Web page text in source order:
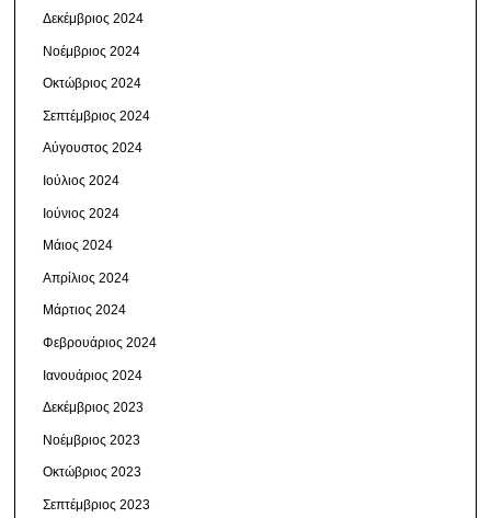
Δεκέμβριος 2024
Νοέμβριος 2024
Οκτώβριος 2024
Σεπτέμβριος 2024
Αύγουστος 2024
Ιούλιος 2024
Ιούνιος 2024
Μάιος 2024
Απρίλιος 2024
Μάρτιος 2024
Φεβρουάριος 2024
Ιανουάριος 2024
Δεκέμβριος 2023
Νοέμβριος 2023
Οκτώβριος 2023
Σεπτέμβριος 2023